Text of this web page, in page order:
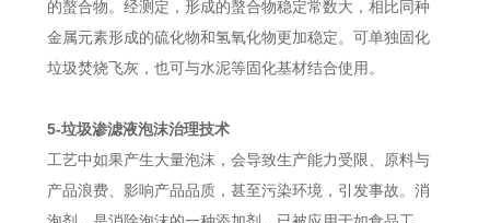
的螯合物。经测定，形成的螯合物稳定常数大，相比同种
金属元素形成的硫化物和氢氧化物更加稳定。可单独固化
垃圾焚烧飞灰，也可与水泥等固化基材结合使用。
5-垃圾渗滤液泡沫治理技术
工艺中如果产生大量泡沫，会导致生产能力受限、原料与
产品浪费、影响产品品质，甚至污染环境，引发事故。消